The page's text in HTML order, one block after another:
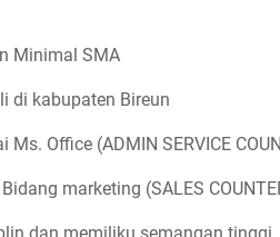
Minimal SMA
di kabupaten Bireun
Ms. Office (ADMIN SERVICE
marketing (SALES